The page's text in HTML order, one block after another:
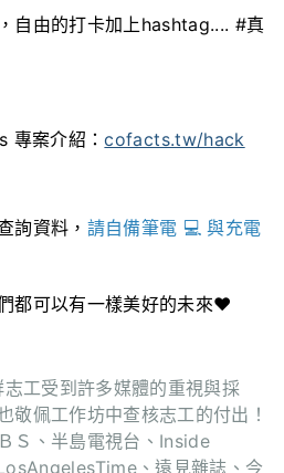
自由的打卡加上hashtag.... #真
專案介紹：cofacts.tw/hack
詢資料， 請自備筆電 💻 與充電
都可以有一樣美好的未來❤️
工受到許多媒體的重視與採
敬佩工作坊中查核志工的付出！
Ｓ、半島電視台、Inside
、遠見雜誌、今